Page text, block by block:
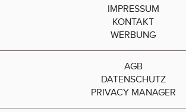
IMPRESSUM
KONTAKT
WERBUNG
AGB
DATENSCHUTZ
PRIVACY MANAGER